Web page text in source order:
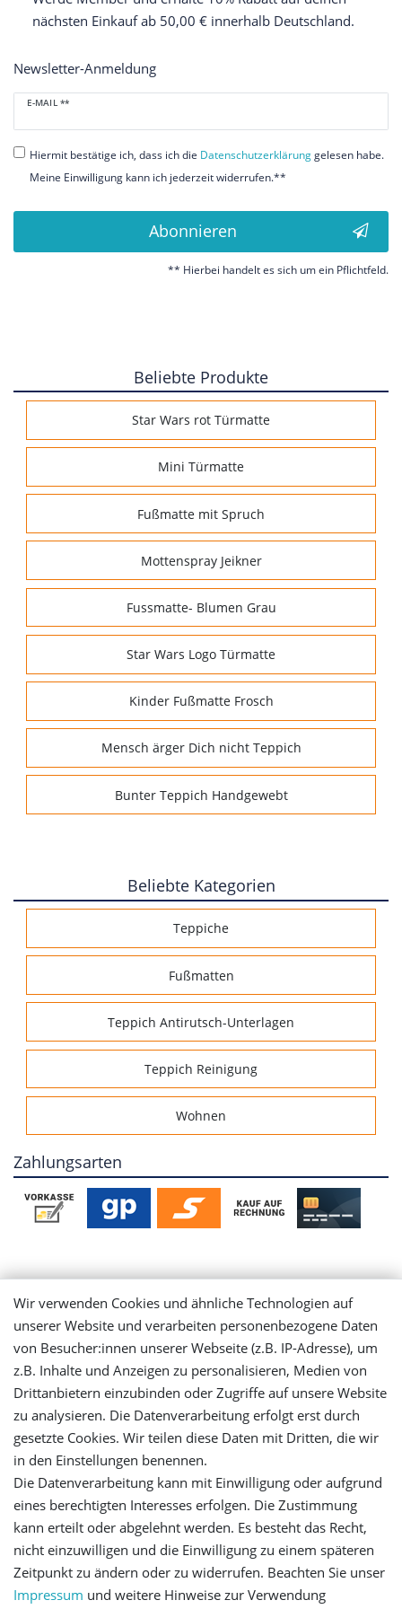
nächsten Einkauf ab 50,00 € innerhalb Deutschland.
Newsletter-Anmeldung
E-MAIL **
Newsletter
Honig
Hiermit bestätige ich, dass ich die Daten­schutz­erklärunggelesen habe.
Meine Einwilligung kann ich jederzeit widerrufen.**
Abonnieren
** Hierbei handelt es sich um ein Pflichtfeld.
Beliebte Produkte
Star Wars rot Türmatte
Mini Türmatte
Fußmatte mit Spruch
Mottenspray Jeikner
Fussmatte- Blumen Grau
Star Wars Logo Türmatte
Kinder Fußmatte Frosch
Mensch ärger Dich nicht Teppich
Bunter Teppich Handgewebt
Beliebte Kategorien
Teppiche
Fußmatten
Teppich Antirutsch-Unterlagen
Teppich Reinigung
Wohnen
Zahlungsarten
Mein Konto
Login
Registrieren
Versandinformationen
Let's stay connected
Wir verwenden Cookies und ähnliche Technologien auf
unserer Website und verarbeiten personenbezogene Daten
von Besucher:innen unserer Webseite (z.B. IP-Adresse), um
z.B. Inhalte und Anzeigen zu personalisieren, Medien von
Drittanbietern einzubinden oder Zugriffe auf unsere Website
zu analysieren. Die Datenverarbeitung erfolgt erst durch
gesetzte Cookies. Wir teilen diese Daten mit Dritten, die wir
in den Einstellungen benennen.
Die Datenverarbeitung kann mit Einwilligung oder aufgrund
eines berechtigten Interesses erfolgen. Die Zustimmung
kann erteilt oder abgelehnt werden. Es besteht das Recht,
nicht einzuwilligen und die Einwilligung zu einem späteren
Zeitpunkt zu ändern oder zu widerrufen. Beachten Sie unser
Impressum und weitere Hinweise zur Verwendung